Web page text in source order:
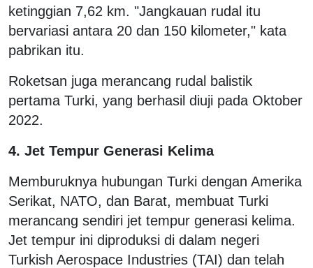
ketinggian 7,62 km. "Jangkauan rudal itu
bervariasi antara 20 dan 150 kilometer," kata
pabrikan itu.
Roketsan juga merancang rudal balistik
pertama Turki, yang berhasil diuji pada Oktober
2022.
4. Jet Tempur Generasi Kelima
Memburuknya hubungan Turki dengan Amerika
Serikat, NATO, dan Barat, membuat Turki
merancang sendiri jet tempur generasi kelima.
Jet tempur ini diproduksi di dalam negeri
Turkish Aerospace Industries (TAI) dan telah